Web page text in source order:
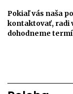
Pokiaľ vás naša
kontaktovať, radi
dohodneme